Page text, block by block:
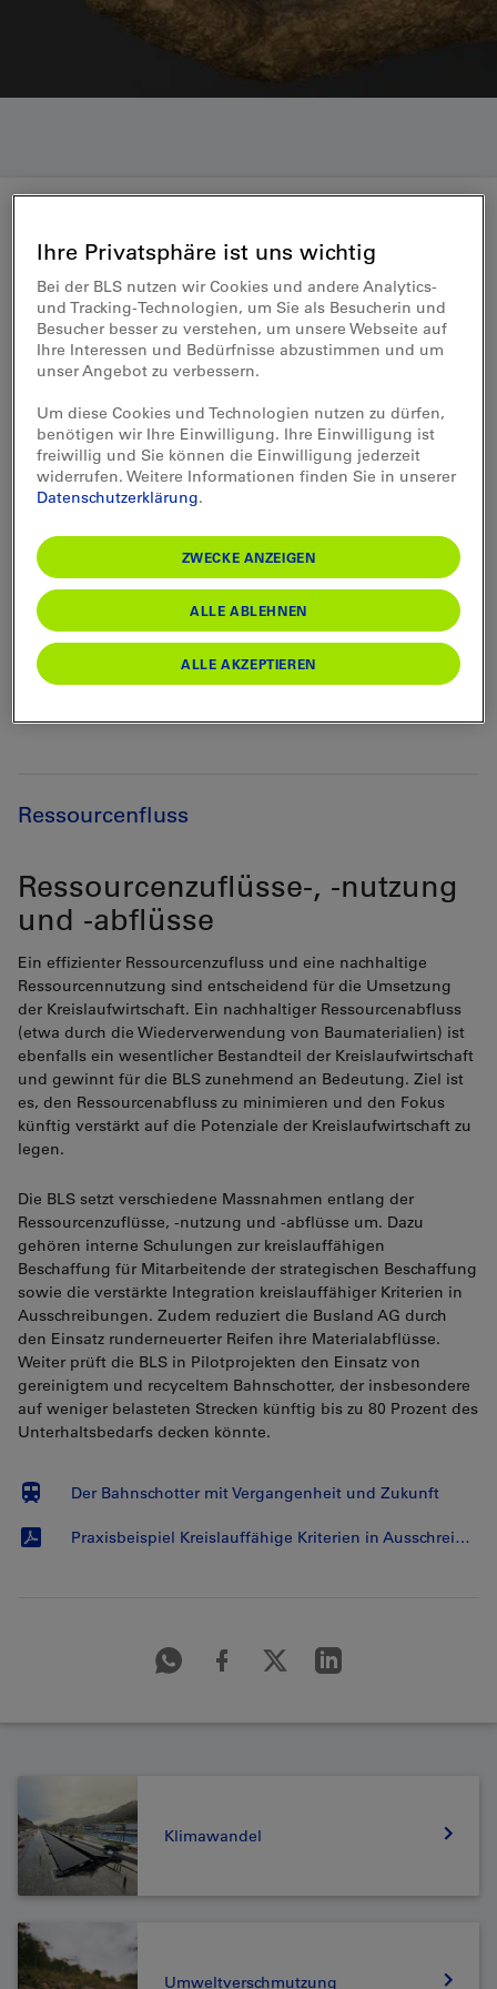
Verantwortung
Ressourcennutzung und
Kreislaufwirtschaft
Konzept zur Optimierung der
Ressourceneffizienz
Im Rahmen der Nachhaltigkeitsstrategie hat sich die
BLS das Ziel gesetzt, die Warengruppen hinsichtlich
ihrer Bedeutung für die Kreislaufwirtschaft zu prüfen
und diese in relevanten Warengruppen gezielt zu
fördern.
Ressourcenfluss
Ressourcenzuflüsse-, -nutzung
und -abflüsse
Ein effizienter Ressourcenzufluss und eine nachhaltige
Ressourcennutzung sind entscheidend für die Umsetzung
der Kreislaufwirtschaft. Ein nachhaltiger Ressourcenabfluss
(etwa durch die Wiederverwendung von Baumaterialien) ist
ebenfalls ein wesentlicher Bestandteil der Kreislaufwirtschaft
und gewinnt für die BLS zunehmend an Bedeutung. Ziel ist
es, den Ressourcenabfluss zu minimieren und den Fokus
künftig verstärkt auf die Potenziale der Kreislaufwirtschaft zu
legen.
Die BLS setzt verschiedene Massnahmen entlang der
Ressourcenzuflüsse, -nutzung und -abflüsse um. Dazu
gehören interne Schulungen zur kreislauffähigen
Beschaffung für Mitarbeitende der strategischen Beschaffung
sowie die verstärkte Integration kreislauffähiger Kriterien in
Ausschreibungen. Zudem reduziert die Busland AG durch
den Einsatz runderneuerter Reifen ihre Materialabflüsse.
Weiter prüft die BLS in Pilotprojekten den Einsatz von
gereinigtem und recyceltem Bahnschotter, der insbesondere
auf weniger belasteten Strecken künftig bis zu 80 Prozent des
Unterhaltsbedarfs decken könnte.
Der Bahnschotter mit Vergangenheit und Zukunft
Praxisbeispiel Kreislauffähige Kriterien in Ausschreibungen
Klimawandel
Umweltverschmutzung
Ihre Privatsphäre ist uns wichtig
Bei der BLS nutzen wir Cookies und andere Analytics-
und Tracking-Technologien, um Sie als Besucherin und
Besucher besser zu verstehen, um unsere Webseite auf
Ihre Interessen und Bedürfnisse abzustimmen und um
unser Angebot zu verbessern.
Um diese Cookies und Technologien nutzen zu dürfen,
benötigen wir Ihre Einwilligung. Ihre Einwilligung ist
freiwillig und Sie können die Einwilligung jederzeit
widerrufen. Weitere Informationen finden Sie in unserer
Datenschutzerklärung.
ZWECKE ANZEIGEN
ALLE ABLEHNEN
ALLE AKZEPTIEREN